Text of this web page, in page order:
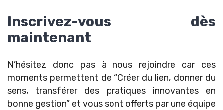
Inscrivez-vous dès
maintenant
N’hésitez donc pas à nous rejoindre car ces
moments permettent de “Créer du lien, donner du
sens, transférer des pratiques innovantes en
bonne gestion” et vous sont offerts par une équipe